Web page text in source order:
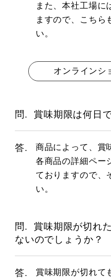
また、本社工場に
ますので、こちら
い。
オンラインシ
賞味期限は何日
商品によって、賞
各商品の詳細ペー
ておりますので、
い。
賞味期限が切れ
ないのでしょうか？
賞味期限が切れて